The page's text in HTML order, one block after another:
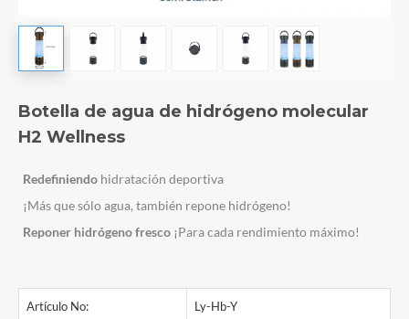
Botella de agua de hidrógeno molecular
H2 Wellness
Redefiniendo hidratación deportiva
¡Más que sólo agua, también repone hidrógeno!
Reponer hidrógeno fresco ¡Para cada rendimiento máximo!
Artículo No: Ly-Hb-Y